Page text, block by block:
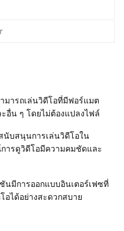
มารถเล่นวิดีโอที่มีฟอร์แมต
อื่น ๆ โดยไม่ต้องแปลงไฟล์
บสนุนการเล่นวิดีโอใน
ารดูวิดีโอมีความคมชัดและ
นมีการออกแบบอินเตอร์เฟซที่
อได้อย่างสะดวกสบาย